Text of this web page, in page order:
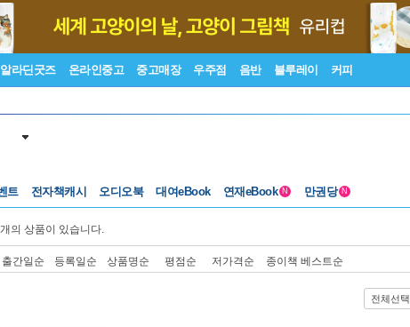
알라딘굿즈 온라인중고 중고매장 우주점 음반 블루레이 커피
트 전자책캐시 오디오북 대여eBook 연재eBook N 만권당 N
개의 상품이 있습니다.
출간일순 등록일순 상품명순 평점순 저가격순 종이책 베스트순
전체선택